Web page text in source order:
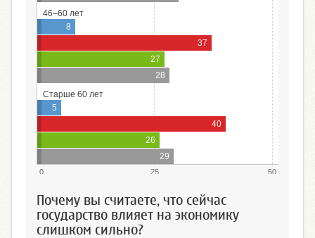
46–60 лет
8
37
27
28
Старше 60 лет
5
40
26
29
0 25 50
Почему вы считаете, что сейчас
государство влияет на экономику
слишком сильно?